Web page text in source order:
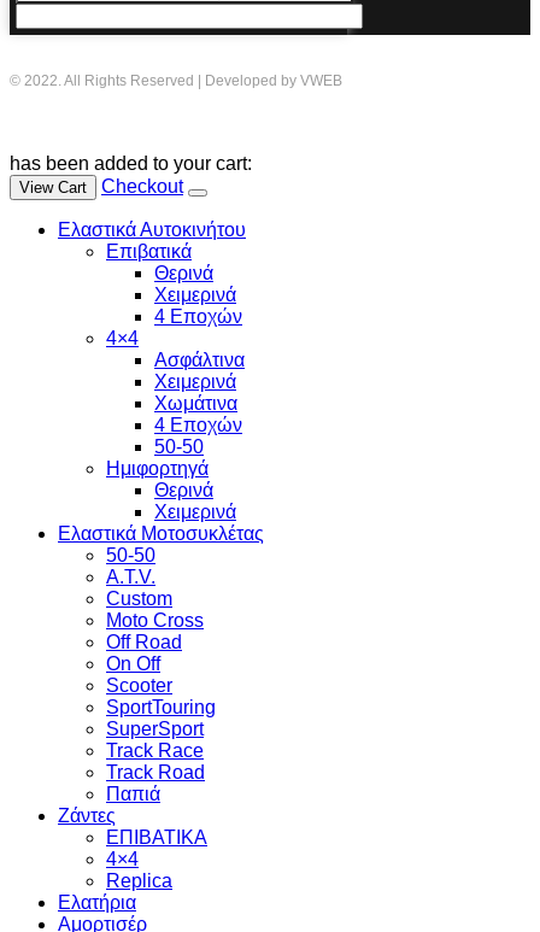
© 2022. All Rights Reserved | Developed by VWEB
has been added to your cart:
View Cart Checkout
Ελαστικά Αυτοκινήτου
Επιβατικά
Θερινά
Χειμερινά
4 Εποχών
4×4
Ασφάλτινα
Χειμερινά
Χωμάτινα
4 Εποχών
50-50
Ημιφορτηγά
Θερινά
Χειμερινά
Ελαστικά Μοτοσυκλέτας
50-50
A.T.V.
Custom
Moto Cross
Off Road
On Off
Scooter
SportTouring
SuperSport
Track Race
Track Road
Παπιά
Ζάντες
ΕΠΙΒΑΤΙΚΑ
4×4
Replica
Ελατήρια
Αμορτισέρ